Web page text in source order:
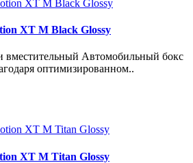
XT M Black Glossy
Автомобильный бокс
оптимизированном..
XT M Titan Glossy